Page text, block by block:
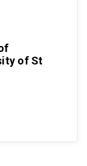
of St